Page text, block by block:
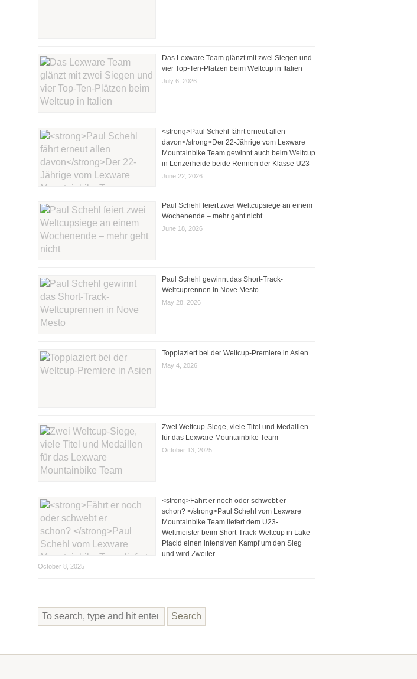
Das Lexware Team glänzt mit zwei Siegen und
vier Top-Ten-Plätzen beim Weltcup in Italien
July 6, 2026
<strong>Paul Schehl fährt erneut allen
davon</strong>Der 22-Jährige vom Lexware
Mountainbike Team gewinnt auch beim Weltcup
in Lenzerheide beide Rennen der Klasse U23
June 22, 2026
Paul Schehl feiert zwei Weltcupsiege an einem
Wochenende – mehr geht nicht
June 18, 2026
Paul Schehl gewinnt das Short-Track-
Weltcuprennen in Nove Mesto
May 28, 2026
Topplaziert bei der Weltcup-Premiere in Asien
May 4, 2026
Zwei Weltcup-Siege, viele Titel und Medaillen
für das Lexware Mountainbike Team
October 13, 2025
<strong>Fährt er noch oder schwebt er
schon? </strong>Paul Schehl vom Lexware
Mountainbike Team liefert dem U23-
Weltmeister beim Short-Track-Weltcup in Lake
Placid einen intensiven Kampf um den Sieg
und wird Zweiter
October 8, 2025
Search